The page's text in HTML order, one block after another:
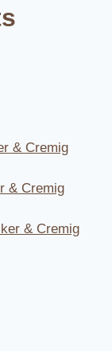
& Cremig
& Cremig
& Cremig